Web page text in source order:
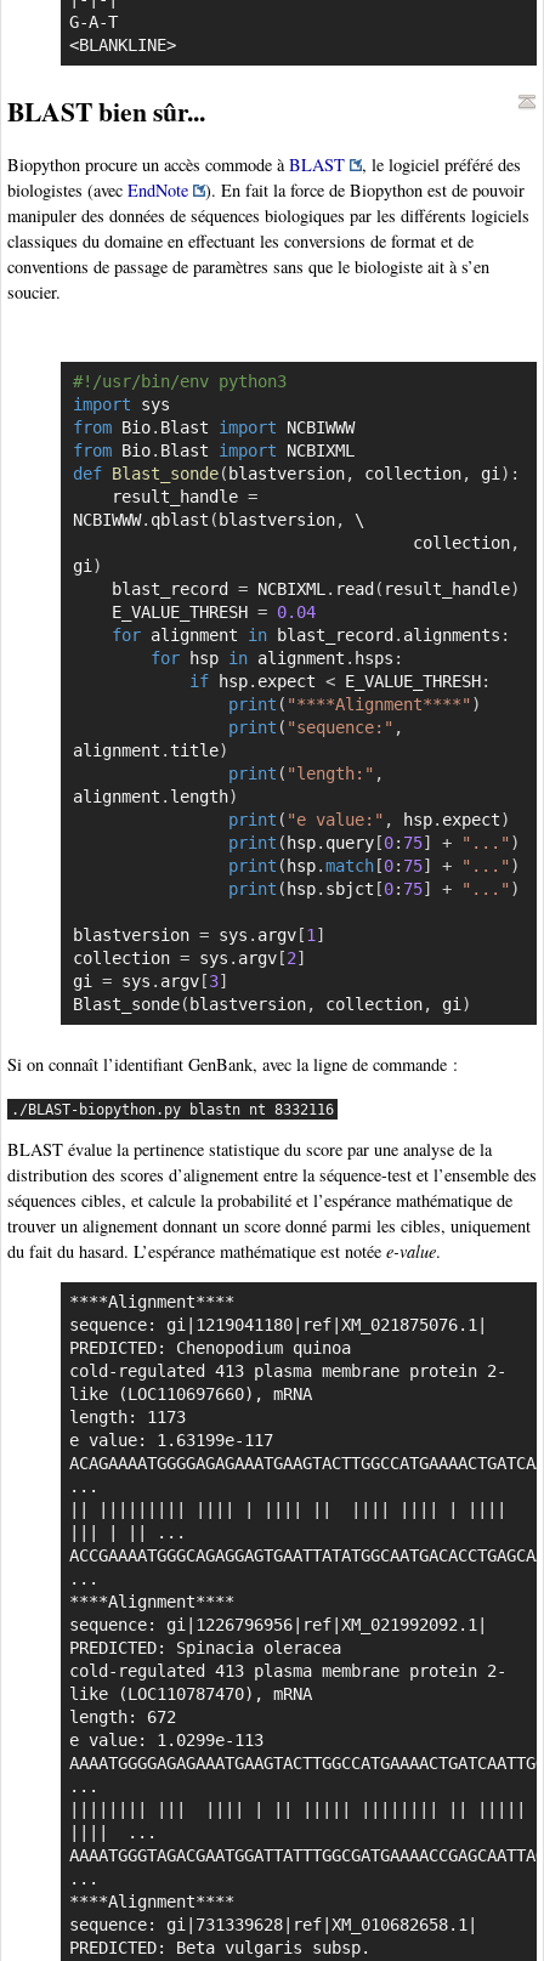
G-A-T
<BLANKLINE>
BLAST bien sûr...
Biopython procure un accès commode àBLAST
, le logiciel préféré des
biologistes (avec EndNote
). En fait la force de Biopython est de pouvoir
manipuler des données de séquences biologiques par les différents logiciels
classiques du domaine en effectuant les conversions de format et de
conventions de passage de paramètres sans que le biologiste ait à s’en
soucier.
#!/usr/bin/env python3
import
from Bio. Blast import
NCBIWWW
from Bio. Blast import
def Blast_sonde( blastversion, collection, gi ) :
    result_handle
=
NCBIWWW. qblast ( blastversion,
\
                                   collection
,
gi )
    blast_record
= NCBIXML . read ( result_handle)
    E_VALUE_THRESH
= 0.04
for alignment in blast_record . alignments :
for hsp in alignment . hsps :
if hsp. expect < E_VALUE_THRESH:
print ( "****Alignment****" )
print ( "sequence:" ,
alignment . title)
print ( "length:" ,
alignment . length)
print ( "e value:" , hsp. expect)
print ( hsp. query[0: 75] + "..." )
print ( hsp.match[0: 75] + "..." )
print ( hsp. sbjct [0: 75] + "..." )
blastversion = sys . argv[1 ]
collection = sys . argv[2]
gi = sys . argv[3]
Blast_sonde( blastversion, collection, gi )
Si on connaît l’identifiant GenBank, avec la ligne de commande :
./BLAST-biopython.py blastn nt 8332116
BLAST évalue la pertinence statistique du score par une analyse de la
distribution des scores d’alignement entre la séquence-test et l’ensemble des
séquences cibles, et calcule la probabilité et l’espérance mathématique de
trouver un alignement donnant un score donné parmi les cibles, uniquement
du fait du hasard. L’espérance mathématique est notée e-value.
****Alignment****
sequence: gi|1219041180|ref|XM_021875076.1|
PREDICTED: Chenopodium quinoa
cold-regulated 413 plasma membrane protein 2-
like (LOC110697660), mRNA
length: 1173
e value: 1.63199e-117
...
||| | || ...
...
****Alignment****
sequence: gi|1226796956|ref|XM_021992092.1|
PREDICTED: Spinacia oleracea
cold-regulated 413 plasma membrane protein 2-
like (LOC110787470), mRNA
length: 672
e value: 1.0299e-113
...
||||  ...
...
****Alignment****
sequence: gi|731339628|ref|XM_010682658.1|
PREDICTED: Beta vulgaris subsp.